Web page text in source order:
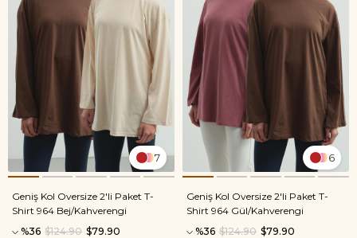
7
Geniş Kol Oversize 2'li Paket T-
Shirt 964 Bej/Kahverengi
%36
$79.90
$124.90
6
Geniş Kol Oversize 2'li Paket T-
Shirt 964 Gül/Kahverengi
%36
$79.90
$124.90